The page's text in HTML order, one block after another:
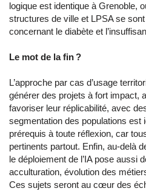
logique est identique à Grenoble,
structures de ville et LPSA se
concernant le diabète et
Le mot de la fin ?
L’approche par cas d’usage
générer des projets à fort impact,
favoriser leur réplicabilité, avec
segmentation des populations est
prérequis à toute réflexion, car
pertinents partout. Enfin, au-delà
le déploiement de l’IA pose aussi
acculturation, évolution des
Ces sujets seront au cœur des